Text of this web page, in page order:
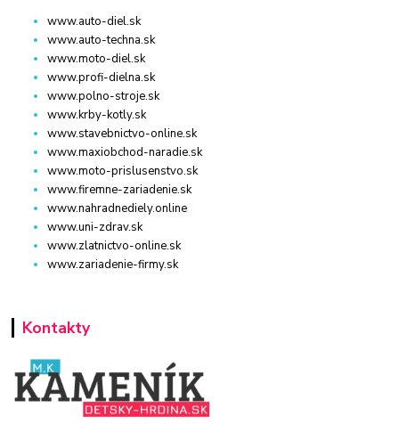
www.auto-diel.sk
www.auto-techna.sk
www.moto-diel.sk
www.profi-dielna.sk
www.polno-stroje.sk
www.krby-kotly.sk
www.stavebnictvo-online.sk
www.maxiobchod-naradie.sk
www.moto-prislusenstvo.sk
www.firemne-zariadenie.sk
www.nahradnediely.online
www.uni-zdrav.sk
www.zlatnictvo-online.sk
www.zariadenie-firmy.sk
Kontakty